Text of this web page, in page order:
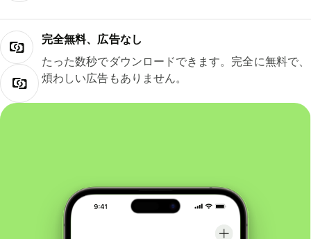
完全無料、広告なし
たった数秒でダウンロードできます。完全に無料で、
煩わしい広告もありません。